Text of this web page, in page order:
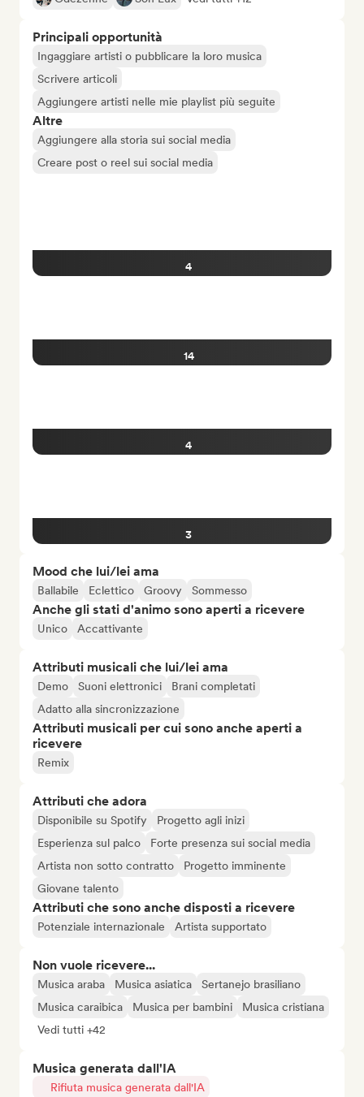
Principali opportunità
Ingaggiare artisti o pubblicare la loro musica
Scrivere articoli
Aggiungere artisti nelle mie playlist più seguite
Altre
Aggiungere alla storia sui social media
Creare post o reel sui social media
4
14
4
3
Mood che lui/lei ama
Ballabile Eclettico Groovy Sommesso
Anche gli stati d'animo sono aperti a ricevere
Unico Accattivante
Attributi musicali che lui/lei ama
Demo Suoni elettronici
Brani completati
Adatto alla sincronizzazione
Attributi musicali per cui sono anche aperti a
ricevere
Remix
Attributi che adora
Disponibile su Spotify
Progetto agli inizi
Esperienza sul palco
Forte presenza sui social media
Artista non sotto contratto
Progetto imminente
Giovane talento
Attributi che sono anche disposti a ricevere
Potenziale internazionale Artista supportato
Non vuole ricevere...
Musica araba Musica asiatica
Sertanejo brasiliano
Musica caraibica
Musica per bambini
Musica cristiana
Vedi tutti +42
Musica generata dall'IA
Rifiuta musica generata dall'IA